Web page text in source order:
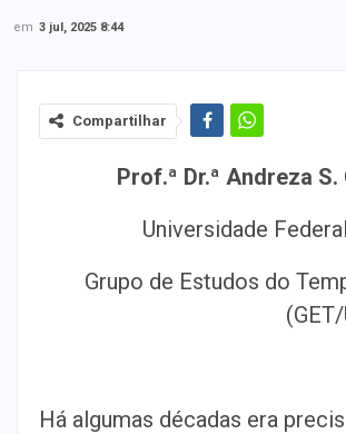
em 3 jul, 2025 8:44
Compartilhar
Prof.ª Dr.ª Andreza
Universidade
Grupo de Estudos do
Há algumas décadas era